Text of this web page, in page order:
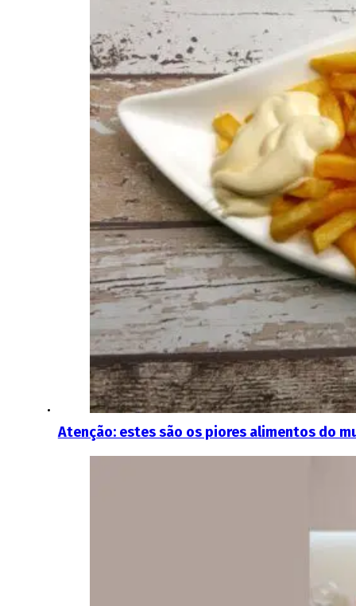
Atenção: estes são os piores alimentos do